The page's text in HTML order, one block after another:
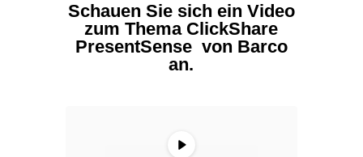
Schauen Sie sich ein Video
zum Thema ClickShare
PresentSense von Barco
an.